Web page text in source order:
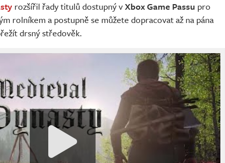
rozšířil řady titulů dostupný vXbox Game Passu pro
rolníkem a postupně se můžete dopracovat až na pána
drsný středověk.